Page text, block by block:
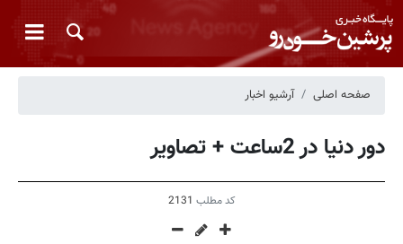
صفحه اصلی آرشیو اخبار
دور دنیا در 2ساعت + تصاویر
کد مطلب 2131